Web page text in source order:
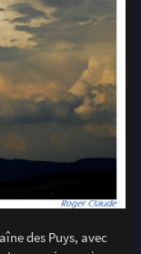
des Puys, avec